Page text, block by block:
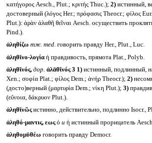
κατήγορος Aesch., Plut.; κριτής Thuc.); 2)истинный,
достоверный (λόγος Her.; πρόφασις Theocr.; φίλος
Plut.): ἀρὰν ἀλαθῆ θεῖναι Aesch. осуществить
Pind.).
ἀληθίζω тж. med. говорить правду Her., Plut., Luc.
ἀληθῐνο-λογία ἡ правдивость, прямота Plat., Polyb.
ἀληθῐνός, дор. ἀλᾱθῐνός 3 1)истинный, подлинный,
Xen.; σοφία Plat.; φίλος Dem.; ἀνήρ Theocr.); 2)
(досто)верный (μαρτυρία Dem.; νίκη Plut.); 3)
(εὔνοια, δάκρυον Plut.).
ἀληθῐνῶςистинно, действительно, подлинно Isocr.,
ἀληθό-μαντις, εωςὁ и ἡ истинный прорицатель Aesch.
ἀληθομῡθέω говорить правду Democr.